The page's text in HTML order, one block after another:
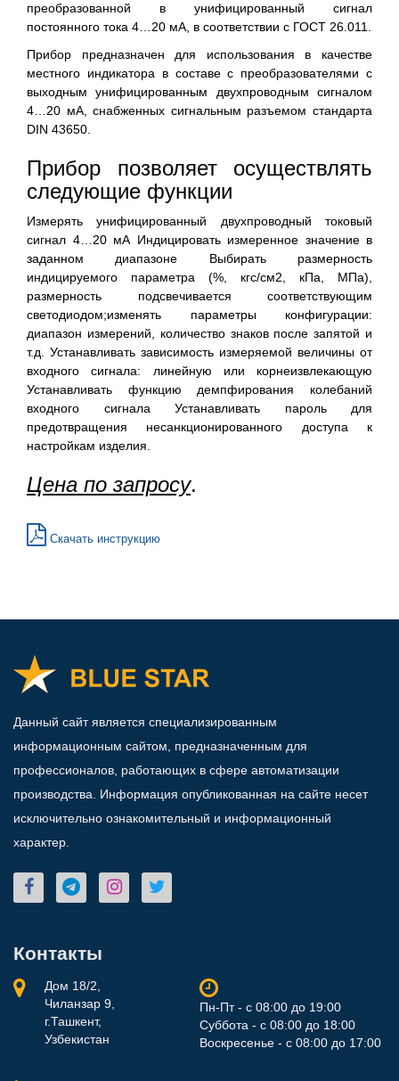
преобразованной в унифицированный сигнал
постоянного тока 4…20 мА, в соответствии с ГОСТ 26.011.
Прибор предназначен для использования в качестве
местного индикатора в составе с преобразователями с
выходным унифицированным двухпроводным сигналом
4…20 мА, снабженных сигнальным разъемом стандарта
DIN 43650.
Прибор позволяет осуществлять
следующие функции
Измерять унифицированный двухпроводный токовый
сигнал 4…20 мА Индицировать измеренное значение в
заданном диапазоне Выбирать размерность
индицируемого параметра (%, кгс/см2, кПа, МПа),
размерность подсвечивается соответствующим
светодиодом;изменять параметры конфигурации:
диапазон измерений, количество знаков после запятой и
т.д. Устанавливать зависимость измеряемой величины от
входного сигнала: линейную или корнеизвлекающую
Устанавливать функцию демпфирования колебаний
входного сигнала Устанавливать пароль для
предотвращения несанкционированного доступа к
настройкам изделия.
Цена по запросу.
Скачать инструкцию
Данный сайт является специализированным
информационным сайтом, предназначенным для
профессионалов, работающих в сфере автоматизации
производства. Информация опубликованная на сайте несет
исключительно ознакомительный и информационный
характер.
Контакты
Дом 18/2,
Чиланзар 9,
г.Ташкент,
Узбекистан
Пн-Пт - с 08:00 до 19:00
Суббота - с 08:00 до 18:00
Воскресенье - с 08:00 до 17:00